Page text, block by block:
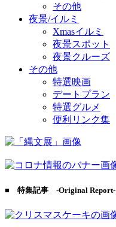
その他
夜景/イルミ
Xmasイルミ
夜景スポット
夜景クルーズ
その他
特選映画
デートプラン
特選グルメ
便利リンク集
■ 特集記事 -Original Report-